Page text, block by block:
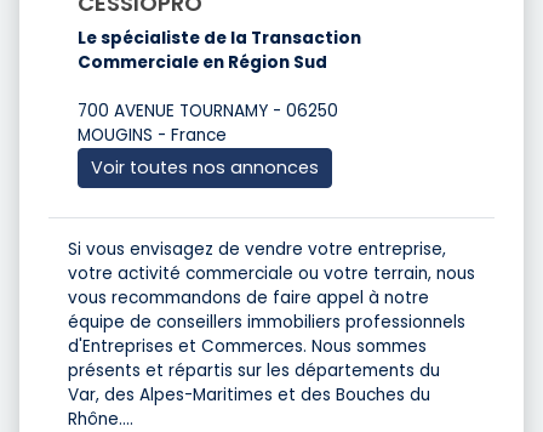
Le spécialiste de la Transaction
Commerciale en Région Sud
700 AVENUE TOURNAMY - 06250
MOUGINS - France
Voir toutes nos annonces
Si vous envisagez de vendre votre entreprise,
votre activité commerciale ou votre terrain, nous
vous recommandons de faire appel à notre
équipe de conseillers immobiliers professionnels
d'Entreprises et Commerces. Nous sommes
présents et répartis sur les départements du
Var, des Alpes-Maritimes et des Bouches du
Rhône....